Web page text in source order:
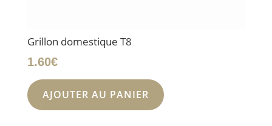
Grillon domestique T8
1.60€
AJOUTER AU PANIER